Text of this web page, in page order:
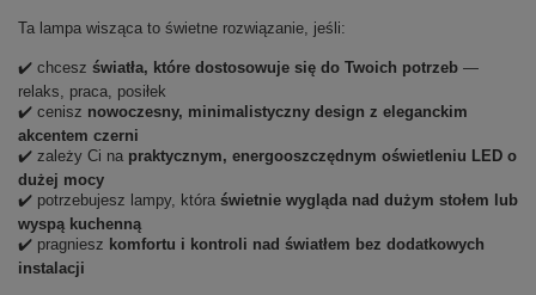
Ta lampa wisząca to świetne rozwiązanie, jeśli:
✔️ chcesz światła, które dostosowuje się do Twoich potrzeb —
relaks, praca, posiłek
✔️ cenisz nowoczesny, minimalistyczny design z eleganckim
akcentem czerni
✔️ zależy Ci na praktycznym, energooszczędnym oświetleniu LED o
dużej mocy
✔️ potrzebujesz lampy, która świetnie wygląda nad dużym stołem lub
wyspą kuchenną
✔️ pragniesz komfortu i kontroli nad światłem bez dodatkowych
instalacji